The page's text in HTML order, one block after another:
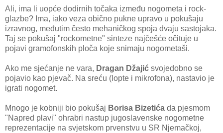
Ali, ima li uopće dodirnih točaka između nogometa i rock-
glazbe? Ima, iako veza obično pukne upravo u pokušaju
izravnog, međutim često mehaničkog spoja dvaju sastojaka.
Taj se pokušaj "rockometne" sinteze najčešće očituje u
pojavi gramofonskih ploča koje snimaju nogometaši.
Ako me sjećanje ne vara, Dragan Džajić svojedobno se
pojavio kao pjevač. Na sreću (lopte i mikrofona), nastavio je
igrati nogomet.
Mnogo je kobniji bio pokušaj Borisa Bizetića da pjesmom
"Napred plavi" ohrabri nastup jugoslavenske nogometne
reprezentacije na svjetskom prvenstvu u SR Njemačkoj,